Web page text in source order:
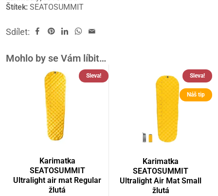
Štítek: SEATOSUMMIT
Sdílet:
Mohlo by se Vám líbit…
Sleva!
Karimatka
SEATOSUMMIT
Ultralight air mat Regular
žlutá
Sleva!
Náš tip
Karimatka
SEATOSUMMIT
Ultralight Air Mat Small
žlutá